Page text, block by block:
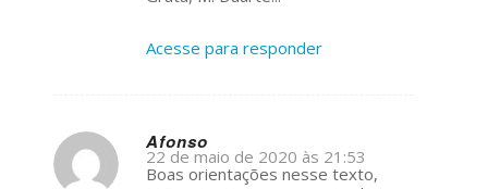
Acesse para responder
Afonso
s
ays:
22 de maio de 2020 às 21:53
Boas orientações nesse texto,